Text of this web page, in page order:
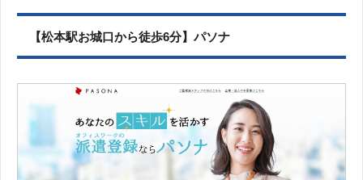
【松本駅お城口から徒歩6分】パソナ